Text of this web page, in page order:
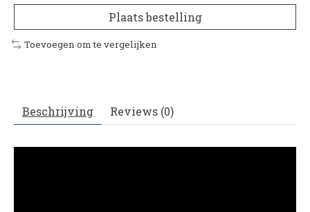
Plaats bestelling
Toevoegen om te vergelijken
Beschrijving Reviews (0)